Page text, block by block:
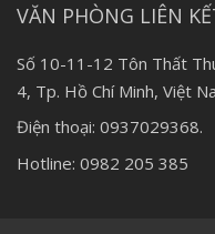
VĂN PHÒNG LIÊN
Số 10-11-12 Tôn Thất
4, Tp. Hồ Chí Minh, Việt
Điện thoại: 0937029368.
Hotline: 0982 205 385